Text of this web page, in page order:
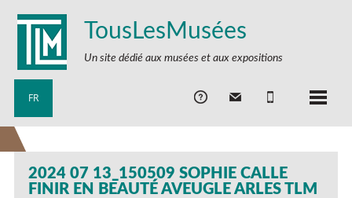
TousLesMusées
Un site dédié aux musées et aux expositions
FR
2024 07 13_150509 SOPHIE CALLE
FINIR EN BEAUTÉ AVEUGLE ARLES TLM